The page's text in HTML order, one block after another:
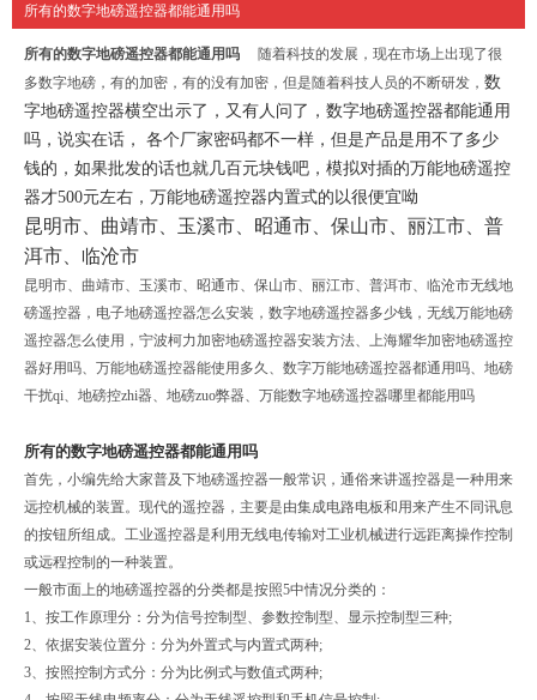
所有的数字地磅遥控器都能通用吗
所有的数字地磅遥控器都能通用吗 随着科技的发展，现在市场上出现了很
多数字地磅，有的加密，有的没有加密，但是随着科技人员的不断研发， 数
字地磅遥控器横空出示了，又有人问了，数字地磅遥控器都能通用
吗，说实在话， 各个厂家密码都不一样，但是产品是用不了多少
钱的，如果批发的话也就几百元块钱吧，模拟对插的万能地磅遥控
器才500元左右，万能地磅遥控器内置式的以很便宜呦
昆明市、曲靖市、玉溪市、昭通市、保山市、丽江市、普
洱市、临沧市
昆明市、曲靖市、玉溪市、昭通市、保山市、丽江市、普洱市、临沧市无线地
磅遥控器，电子地磅遥控器怎么安装，数字地磅遥控器多少钱，无线万能地磅
遥控器怎么使用，宁波柯力加密地磅遥控器安装方法、上海耀华加密地磅遥控
器好用吗、万能地磅遥控器能使用多久、数字万能地磅遥控器都通用吗、地磅
干扰qi、地磅控zhi器、地磅zuo弊器、万能数字地磅遥控器哪里都能用吗
所有的数字地磅遥控器都能通用吗
首先，小编先给大家普及下地磅遥控器一般常识，通俗来讲遥控器是一种用来
远控机械的装置。现代的遥控器，主要是由集成电路电板和用来产生不同讯息
的按钮所组成。工业遥控器是利用无线电传输对工业机械进行远距离操作控制
或远程控制的一种装置。
一般市面上的地磅遥控器的分类都是按照5中情况分类的：
1、按工作原理分：分为信号控制型、参数控制型、显示控制型三种;
2、依据安装位置分：分为外置式与内置式两种;
3、按照控制方式分：分为比例式与数值式两种;